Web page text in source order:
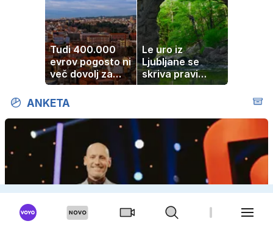
Tudi 400.000
evrov pogosto ni
več dovolj za
nakup
stanovanja
Le uro iz
Ljubljane se
skriva pravi
naravni čudež:
ANKETA